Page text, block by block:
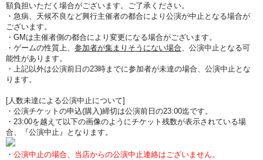
額負担いただく場合がございます。ご了承ください。
・急病、天候不良など興行主催者の都合により公演が中止となる場合が
ございます。
・GMは主催者側の都合により変更になる場合がございます。
・ゲームの性質上、 参加者が集まりそうにない場合、公演中止となる可
能性があります。
・上記以外は公演前日の23時までに参加者が未達の場合、公演中止とな
ります。
[人数未達による公演中止について]
・公演チケットの申込(購入)締切は公演前日の23:00迄です。
・23:00を越えて以下の画像のようにチケット残数が表示されている場
合、『公演中止』となります。
・ 公演中止の場合、当店からの公演中止連絡はございません。